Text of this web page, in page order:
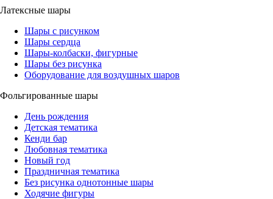
Латексные шары
Шары с рисунком
Шары сердца
Шары-колбаски, фигурные
Шары без рисунка
Оборудование для воздушных шаров
Фольгированные шары
День рождения
Детская тематика
Кенди бар
Любовная тематика
Новый год
Праздничная тематика
Без рисунка однотонные шары
Ходячие фигуры